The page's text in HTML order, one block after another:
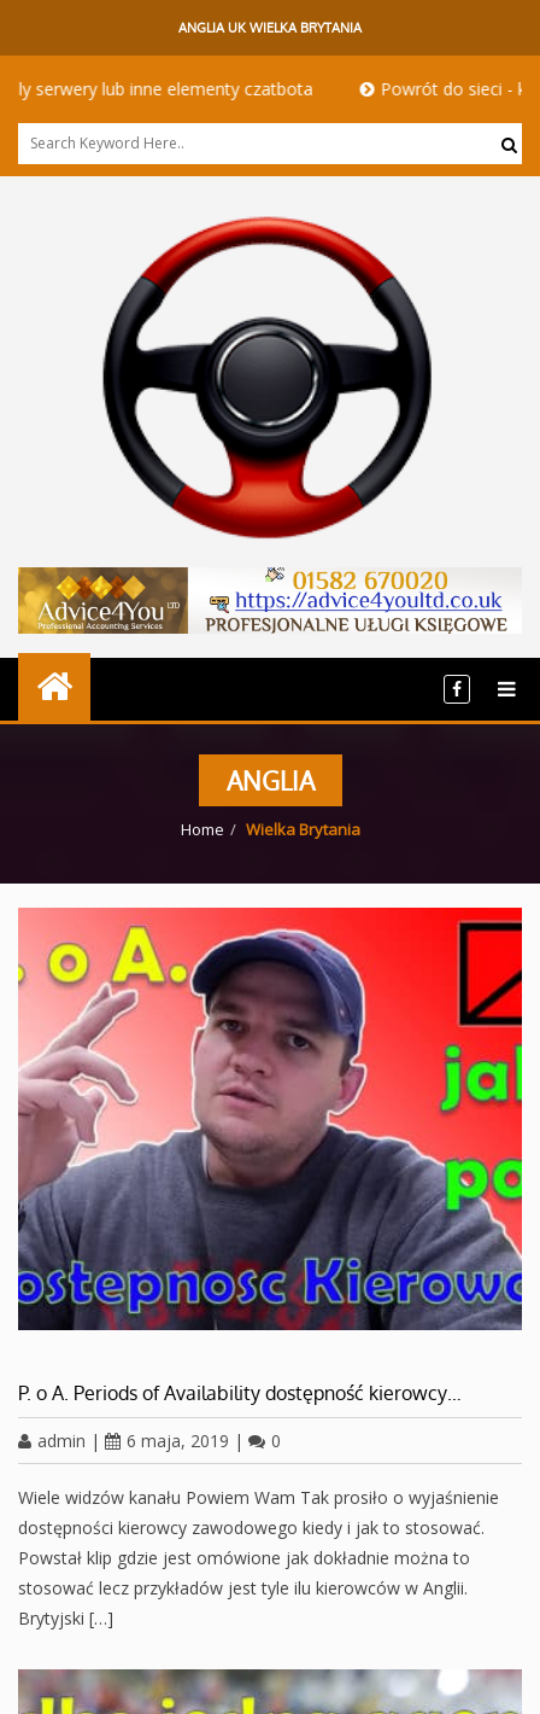
ANGLIA UK WIELKA BRYTANIA
elementy czatbota Powrót do sieci - kierowcy hgv w innym
ANGLIA
Home Wielka Brytania
P. o A. Periods of Availability dostępność kierowcy…
admin | 6 maja, 2019 | 0
Wiele widzów kanału Powiem Wam Tak prosiło o wyjaśnienie
dostępności kierowcy zawodowego kiedy i jak to stosować.
Powstał klip gdzie jest omówione jak dokładnie można to
stosować lecz przykładów jest tyle ilu kierowców w Anglii.
Brytyjski […]